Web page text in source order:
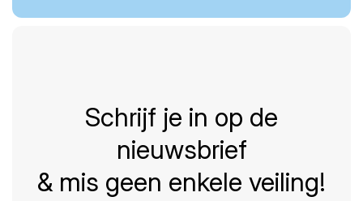
Schrijf je in op de
nieuwsbrief
& mis geen enkele veiling!